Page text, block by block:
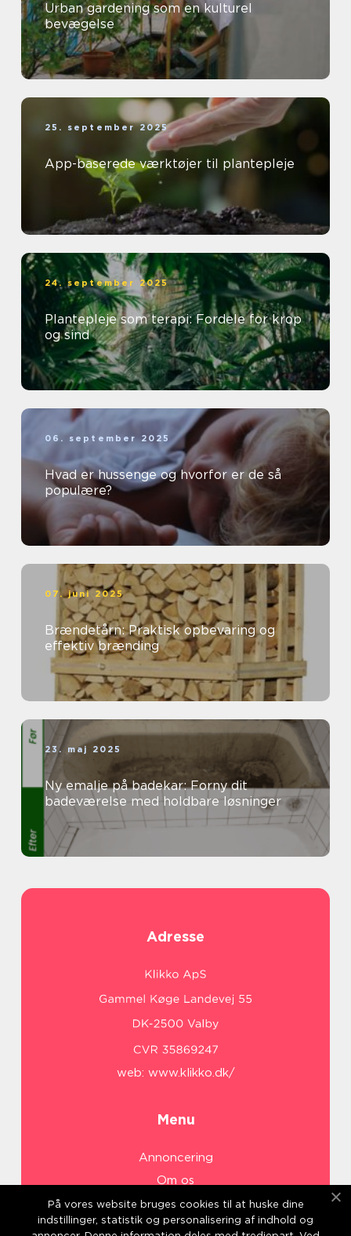
Urban gardening som en kulturel
bevægelse
25. september 2025
App-baserede værktøjer til plantepleje
24. september 2025
Plantepleje som terapi: Fordele for krop
og sind
06. september 2025
Hvad er hussenge og hvorfor er de så
populære?
07. juni 2025
Brændetårn: Praktisk opbevaring og
effektiv brænding
23. maj 2025
Ny emalje på badekar: Forny dit
badeværelse med holdbare løsninger
Adresse
web: www.klikko.dk/
Menu
Annoncering
Om os
Cookies
Kontakt os
På vores website bruges cookies til at huske dine
indstillinger, statistik og personalisering af indhold og